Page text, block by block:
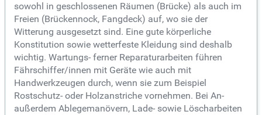
sowohl in geschlossenen Räumen (Brücke) als auch im
Freien (Brückennock, Fangdeck) auf, wo sie der
Witterung ausgesetzt sind. Eine gute körperliche
Konstitution sowie wetterfeste Kleidung sind deshalb
wichtig. Wartungs- ferner Reparaturarbeiten führen
Fährschiffer/innen mit Geräte wie auch mit
Handwerkzeugen durch, wenn sie zum Beispiel
Rostschutz- oder Holzanstriche vornehmen. Bei An-
außerdem Ablegemanövern, Lade- sowie Löscharbeiten